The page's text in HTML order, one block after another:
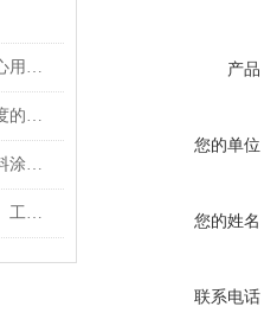
实验室热熔胶涂布机是什么？核心用途与操作指南
粘着力测试仪：精准量化胶粘强度的核心利器
实验室热熔胶涂布机适用哪些材料涂胶？
实验室热熔胶涂布机的应用领域、工作原理和性能特点
产品
您的单位
您的姓名
联系电话